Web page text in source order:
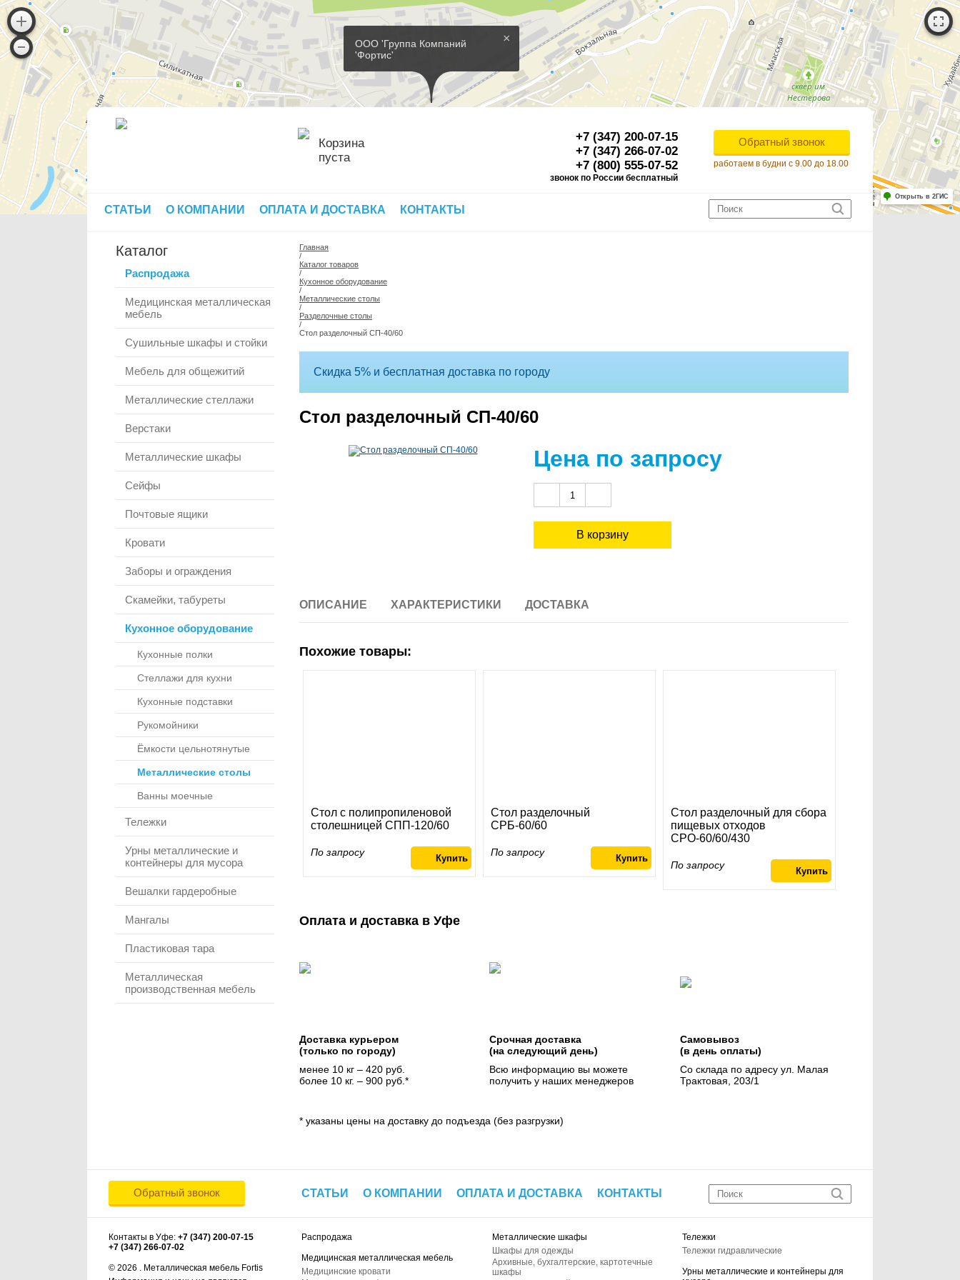
×
ООО 'Группа Компаний
'Фортис'
Работает на API 2ГИС
Лицензионное соглашение
Для корректной работы Raster JS API нужен ключ. Помощь: api@2gis.ru
Открыть в 2ГИС
Корзина
пуста
+7 (347) 200-07-15
+7 (347) 266-07-02
+7 (800) 555-07-52
звонок по России бесплатный
Обратный звонок
работаем в будни с 9.00 до 18.00
СТАТЬИ О КОМПАНИИ ОПЛАТА И ДОСТАВКА КОНТАКТЫ
Каталог
Распродажа
Медицинская металлическая
мебель
Сушильные шкафы и стойки
Мебель для общежитий
Металлические стеллажи
Верстаки
Металлические шкафы
Сейфы
Почтовые ящики
Кровати
Заборы и ограждения
Скамейки, табуреты
Кухонное оборудование
Кухонные полки
Стеллажи для кухни
Кухонные подставки
Рукомойники
Ёмкости цельнотянутые
Металлические столы
Ванны моечные
Тележки
Урны металлические и
контейнеры для мусора
Вешалки гардеробные
Мангалы
Пластиковая тара
Металлическая
производственная мебель
Главная
/
Каталог товаров
/
Кухонное оборудование
/
Металлические столы
/
Разделочные столы
/
Стол разделочный СП-40/60
Скидка 5% и бесплатная доставка по городу
Стол разделочный СП-40/60
Цена по запросу
ОПИСАНИЕ ХАРАКТЕРИСТИКИ ДОСТАВКА
Похожие товары:
Стол с полипропиленовой
столешницей СПП-120/60
По запросу
Стол разделочный
СРБ-60/60
По запросу
Стол разделочный для сбора
пищевых отходов
СРО-60/60/430
По запросу
Оплата и доставка в Уфе
Доставка курьером
(только по городу)
менее 10 кг – 420 руб.
более 10 кг. – 900 руб.*
Срочная доставка
(на следующий день)
Всю информацию вы можете
получить у наших менеджеров
Самовывоз
(в день оплаты)
Со склада по адресу ул. Малая
Трактовая, 203/1
* указаны цены на доставку до подъезда (без разгрузки)
Обратный звонок СТАТЬИ О КОМПАНИИ ОПЛАТА И ДОСТАВКА КОНТАКТЫ
Контакты в Уфе: +7 (347) 200-07-15
+7 (347) 266-07-02
© 2026 . Металлическая мебель Fortis
Распродажа
Медицинская металлическая мебель
Медицинские кровати
Металлические шкафы
Шкафы для одежды
Архивные, бухгалтерские, картотечные
шкафы
Тележки
Тележки гидравлические
Урны металлические и контейнеры для